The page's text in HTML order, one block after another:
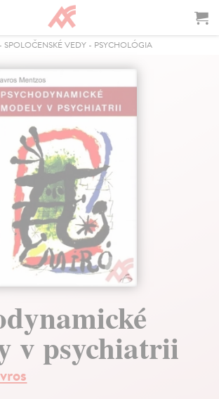
SPOLOČENSKÉ VEDY- PSYCHOLÓGIA
v psychiatrii